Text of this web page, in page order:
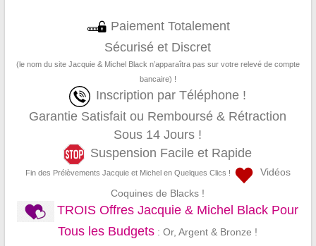
Paiement Totalement
Sécurisé et Discret
(le nom du site Jacquie & Michel Black n’apparaîtra pas sur votre relevé de compte
bancaire) !
Inscription par Téléphone !
Garantie Satisfait ou Remboursé & Rétraction
Sous 14 Jours !
Suspension Facile et Rapide
Fin des Prélèvements Jacquie et Michel en Quelques Clics !
Vidéos
Coquines de Blacks !
TROIS Offres Jacquie & Michel Black Pour
Tous les Budgets : Or, Argent & Bronze !